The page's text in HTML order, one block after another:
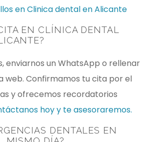
en Clinica dental en Alicante
EN CLÍNICA DENTAL
?
enviarnos un WhatsApp o rellenar
web. Confirmamos tu cita por el
y ofrecemos recordatorios
hoy y te asesoraremos.
DENTALES EN